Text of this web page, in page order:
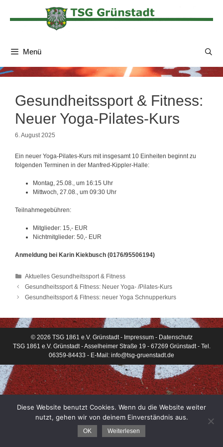
springen
Menü
Gesundheitssport & Fitness:
Neuer Yoga-Pilates-Kurs
6. August 2025
Ein neuer Yoga-Pilates-Kurs mit insgesamt 10 Einheiten beginnt zu
folgenden Terminen in der Manfred-Kippler-Halle:
Montag, 25.08., um 16:15 Uhr
Mittwoch, 27.08., um 09:30 Uhr
Teilnahmegebühren:
Mitglieder: 15,- EUR
Nichtmitglieder: 50,- EUR
Anmeldung bei Karin Kiekbusch (0176/95506194)
Kategorien
Aktuelles Gesundheitssport & Fitness
Gesundheitssport & Fitness: Neuer Yoga- /Pilates-Kurs
Gesundheitssport & Fitness: neuer Yoga Schnupperkurs
© 2026 TSG 1861 e.V. Grünstadt - Impressum- Datenschutz
TSG 1861 e.V. Grünstadt - Asselheimer Straße 19 - 67269 Grünstadt - Tel.
06359-84433 - E-Mail: info@tsg-gruenstadt.de
Diese Website benutzt Cookies. Wenn du die Website weiter
nutzt, gehen wir von deinem Einverständnis aus.
OK Weiterlesen